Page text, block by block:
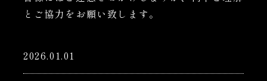
とご協力をお願い致します。
2026.01.01